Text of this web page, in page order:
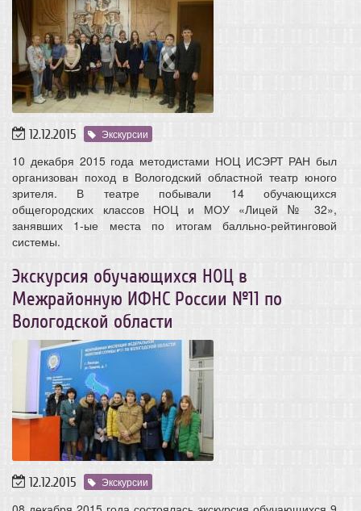
12.12.2015 Экскурсии
10 декабря 2015 года методистами НОЦ ИСЭРТ РАН был
организован поход в Вологодский областной театр юного
зрителя. В театре побывали 14 обучающихся
общегородских классов НОЦ и МОУ «Лицей № 32»,
занявших 1-ые места по итогам балльно-рейтинговой
системы.
Экскурсия обучающихся НОЦ в
Межрайонную ИФНС России №11 по
Вологодской области
12.12.2015 Экскурсии